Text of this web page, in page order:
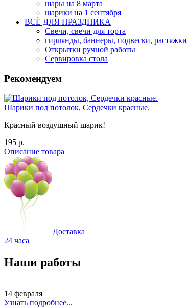
шары на 8 марта
шарики на 1 сентября
ВСЁ ДЛЯ ПРАЗДНИКА
Свечи, свечи для торта
гирлянды, баннеры, подвески, растяжки
Открытки ручной работы
Сервировка стола
Рекомендуем
Шарики под потолок, Сердечки красные.
Красный воздушный шарик!
195 р.
Описание товара
Доставка
24 часа
Наши работы
14 февраля
Узнать подробнее...